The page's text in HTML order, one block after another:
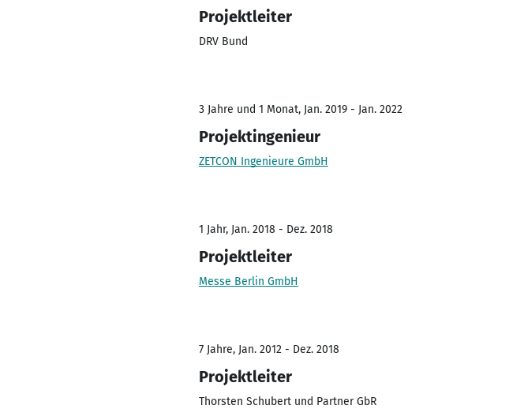
Projektleiter
DRV Bund
3 Jahre und 1 Monat, Jan. 2019 - Jan. 2022
Projektingenieur
ZETCON Ingenieure GmbH
1 Jahr, Jan. 2018 - Dez. 2018
Projektleiter
Messe Berlin GmbH
7 Jahre, Jan. 2012 - Dez. 2018
Projektleiter
Thorsten Schubert und Partner GbR